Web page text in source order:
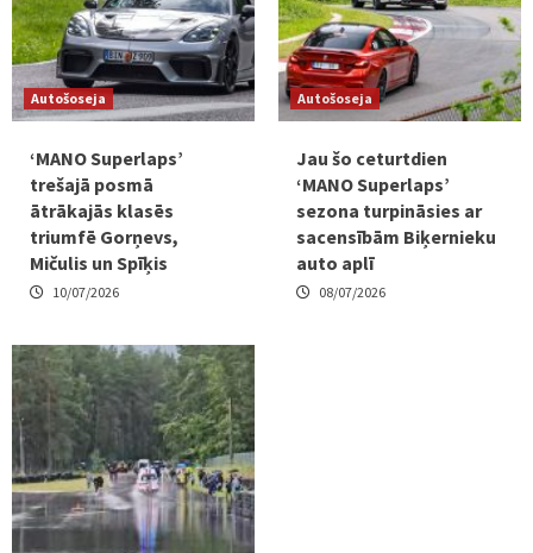
Autošoseja
‘MANO Superlaps’
trešajā posmā
ātrākajās klasēs
triumfē Gorņevs,
Mičulis un Spīķis
10/07/2026
Autošoseja
Jau šo ceturtdien
‘MANO Superlaps’
sezona turpināsies ar
sacensībām Biķernieku
auto aplī
08/07/2026